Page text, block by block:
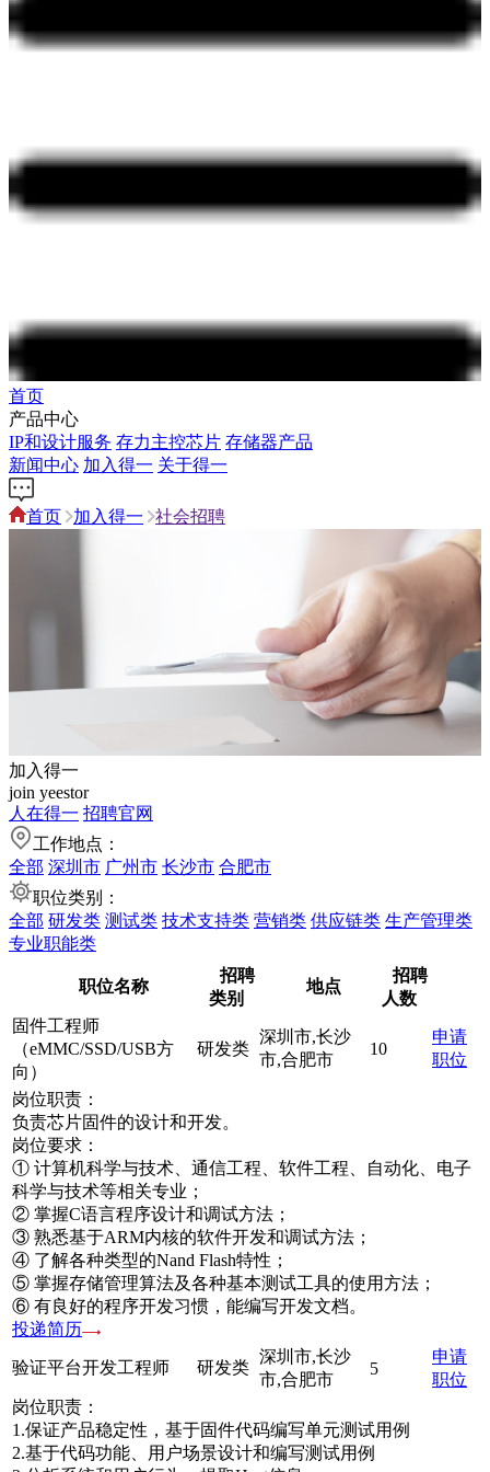
首页
产品中心
IP和设计服务 存力主控芯片 存储器产品
新闻中心 加入得一 关于得一
首页 加入得一 社会招聘
加入得一
join yeestor
人在得一 招聘官网
工作地点：
全部 深圳市 广州市 长沙市 合肥市
职位类别：
全部 研发类 测试类 技术支持类 营销类 供应链类 生产管理类
专业职能类
职位名称
招聘
类别
地点
招聘
人数
固件工程师
（eMMC/SSD/USB方
向）
研发类
深圳市,长沙
市,合肥市
10
申请
职位
岗位职责：
负责芯片固件的设计和开发。
岗位要求：
① 计算机科学与技术、通信工程、软件工程、自动化、电子
科学与技术等相关专业；
② 掌握C语言程序设计和调试方法；
③ 熟悉基于ARM内核的软件开发和调试方法；
④ 了解各种类型的Nand Flash特性；
⑤ 掌握存储管理算法及各种基本测试工具的使用方法；
⑥ 有良好的程序开发习惯，能编写开发文档。
投递简历
验证平台开发工程师 研发类
深圳市,长沙
市,合肥市
5
申请
职位
岗位职责：
1.保证产品稳定性，基于固件代码编写单元测试用例
2.基于代码功能、用户场景设计和编写测试用例